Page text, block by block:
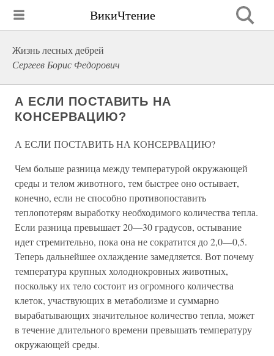
ВикиЧтение
Жизнь лесных дебрей
Сергеев Борис Федорович
А ЕСЛИ ПОСТАВИТЬ НА
КОНСЕРВАЦИЮ?
А ЕСЛИ ПОСТАВИТЬ НА КОНСЕРВАЦИЮ?
Чем больше разница между температурой окружающей
среды и телом животного, тем быстрее оно остывает,
конечно, если не способно противопоставить
теплопотерям выработку необходимого количества тепла.
Если разница превышает 20—30 градусов, остывание
идет стремительно, пока она не сократится до 2,0—0,5.
Теперь дальнейшее охлаждение замедляется. Вот почему
температура крупных холоднокровных животных,
поскольку их тело состоит из огромного количества
клеток, участвующих в метаболизме и суммарно
вырабатывающих значительное количество тепла, может
в течение длительного времени превышать температуру
окружающей среды.